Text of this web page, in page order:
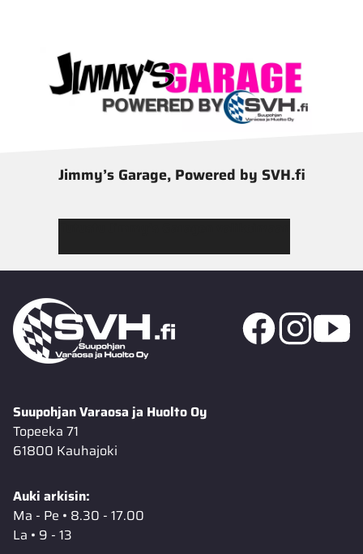
Jimmy’s Garage, Powered by SVH.fi
Suupohjan Varaosa ja Huolto Oy
Topeeka 71
61800 Kauhajoki
Auki arkisin:
Ma - Pe • 8.30 - 17.00
La • 9 - 13